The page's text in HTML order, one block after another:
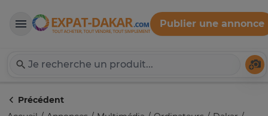
Expat-Dakar
Publier une annonce
Précédent